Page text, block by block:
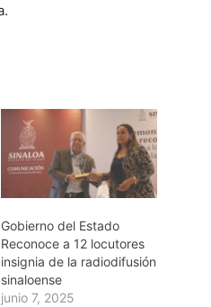
Gobierno del Estado
Reconoce a 12 locutores
insignia de la radiodifusión
sinaloense
junio 7, 2025